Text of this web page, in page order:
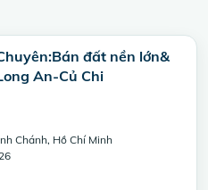
đất nền lớn&
An-Củ Chi
Chánh, Hồ Chí Minh